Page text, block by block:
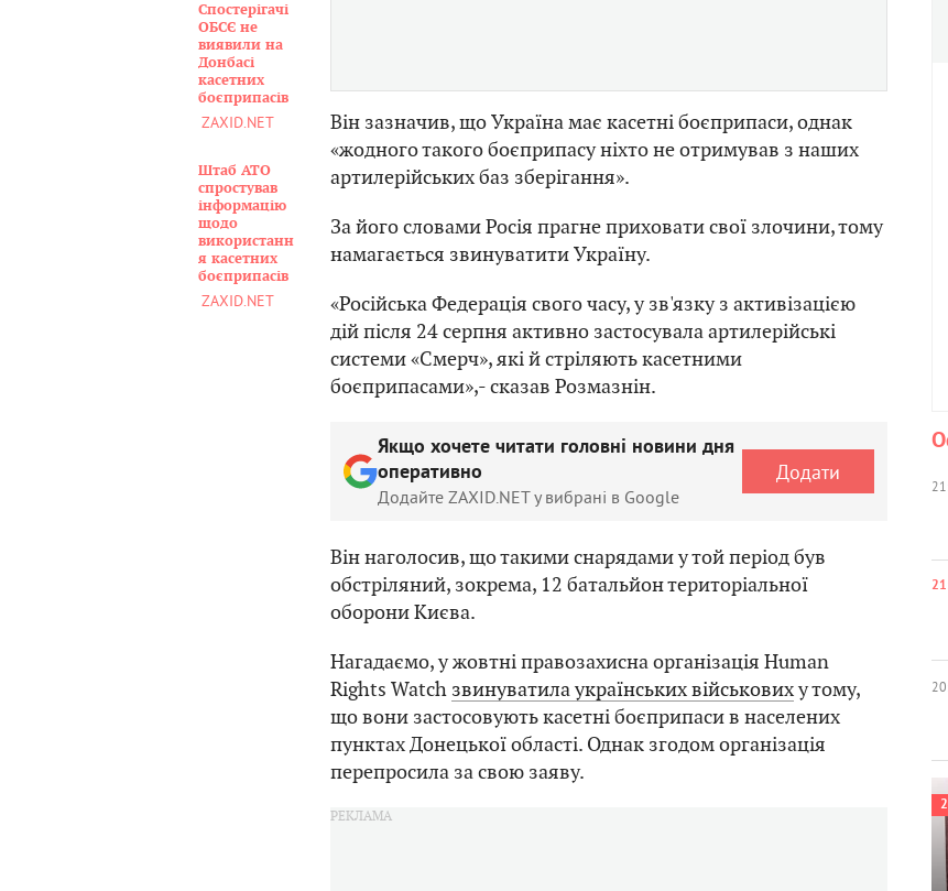
Спостерігачі
ОБСЄ не
виявили на
Донбасі
касетних
боєприпасів
ZAXID.NET
Штаб АТО
спростував
інформацію
щодо
використанн
я касетних
боєприпасів
ZAXID.NET
Він зазначив, що Україна має касетні боєприпаси, однак
«жодного такого боєприпасу ніхто не отримував з наших
артилерійських баз зберігання».
За його словами Росія прагне приховати свої злочини, тому
намагається звинуватити Україну.
«Російська Федерація свого часу, у зв'язку з активізацією
дій після 24 серпня активно застосувала артилерійські
системи «Смерч», які й стріляють касетними
боєприпасами»,- сказав Розмазнін.
Якщо хочете читати головні новини дня
оперативно
Додайте ZAXID.NET у вибрані в Google
Додати
Він наголосив, що такими снарядами у той період був
обстріляний, зокрема, 12 батальйон територіальної
оборони Києва.
Нагадаємо, у жовтні правозахисна організація Human
Rights Watch звинуватила українських військовиху тому,
що вони застосовують касетні боєприпаси в населених
пунктах Донецької області. Однак згодом організація
перепросила за свою заяву.